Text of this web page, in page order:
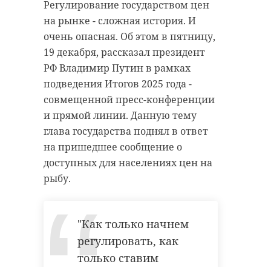
Регулирование государством цен
на рынке - сложная история. И
очень опасная. Об этом в пятницу,
19 декабря, рассказал президент
РФ Владимир Путин в рамках
подведения Итогов 2025 года -
совмещенной пресс-конференции
и прямой линии. Данную тему
глава государства поднял в ответ
на пришедшее сообщение о
доступных для населениях цен на
рыбу.
"Как только начнем
регулировать, как
только ставим